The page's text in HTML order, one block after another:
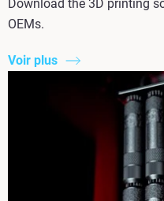
Download the 3D printing
OEMs.
Voir plus